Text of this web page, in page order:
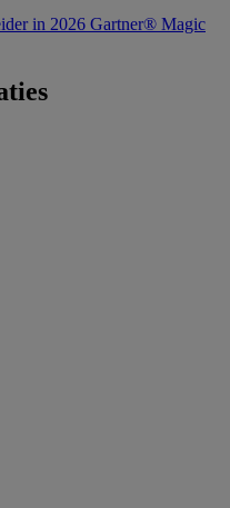
in 2026 Gartner® Magic